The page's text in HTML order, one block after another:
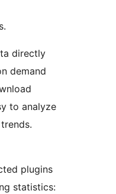
directly
demand
to analyze
plugins
statistics: